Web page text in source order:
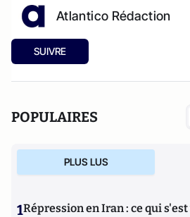
Atlantico Rédaction
SUIVRE
POPULAIRES
PLUS LUS
1Répression en Iran : ce qui